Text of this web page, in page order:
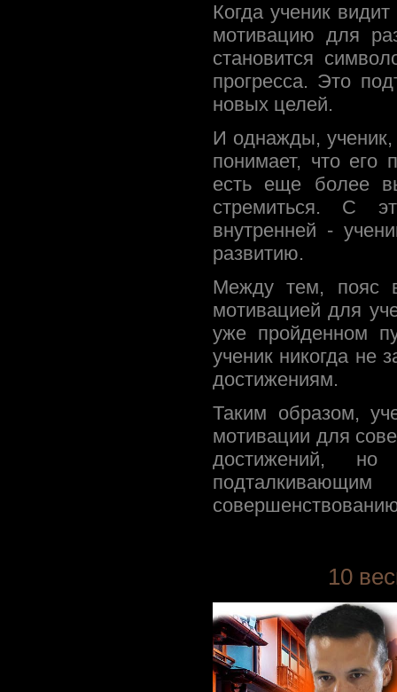
Когда ученик
мотивацию для
становится
прогресса. Это
новых целей.
И однажды,
понимает, что его
есть еще более
стремиться. С
внутренней -
развитию.
Между тем, пояс
мотивацией для
уже пройденном
ученик никогда не
достижениям.
Таким образом,
мотивации для
достижений,
10